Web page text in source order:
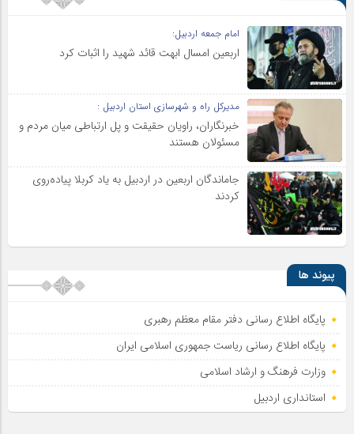
امام جمعه اردبیل:
اربعین امسال ابهت قائد شهید را اثبات کرد
مدیرکل راه و شهرسازی استان اردبیل :
خبرنگاران، راویان حقیقت و پل ارتباطی میان مردم و
مسئولان هستند
جاماندگان اربعین در اردبیل به یاد کربلا پیاده‌روی
کردند
پیوند ها
پایگاه اطلاع رسانی دفتر مقام معظم رهبری
پایگاه اطلاع‌ رسانی ریاست‌ جمهوری اسلامی ایران
وزارت فرهنگ و ارشاد اسلامی
استانداری اردبیل